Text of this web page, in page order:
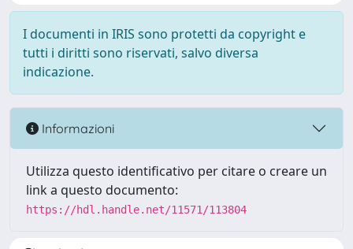
I documenti in IRIS sono protetti da copyright e
tutti i diritti sono riservati, salvo diversa
indicazione.
Informazioni
Utilizza questo identificativo per citare o creare un
link a questo documento:
https://hdl.handle.net/11571/113804